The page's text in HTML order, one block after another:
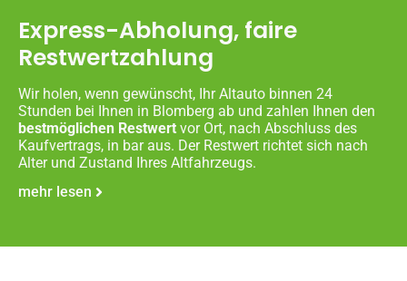
Express-Abholung, faire
Restwertzahlung
Wir holen, wenn gewünscht, Ihr Altauto binnen 24
Stunden bei Ihnen in Blomberg ab und zahlen Ihnen den
bestmöglichen Restwert vor Ort, nach Abschluss des
Kaufvertrags, in bar aus. Der Restwert richtet sich nach
Alter und Zustand Ihres Altfahrzeugs.
mehr lesen